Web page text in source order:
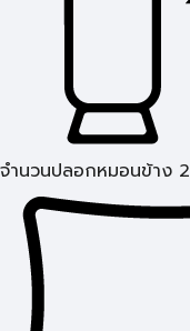
จำนวนปลอกหมอนข้าง 2